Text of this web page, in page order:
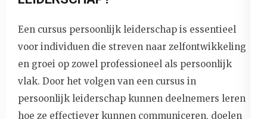
Een cursus persoonlijk leiderschap is essentieel
voor individuen die streven naar zelfontwikkeling
en groei op zowel professioneel als persoonlijk
vlak. Door het volgen van een cursus in
persoonlijk leiderschap kunnen deelnemers leren
hoe ze effectiever kunnen communiceren, doelen